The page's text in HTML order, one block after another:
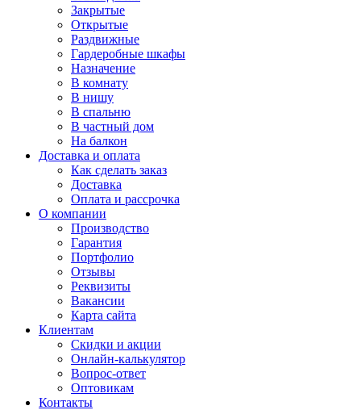
Закрытые
Открытые
Раздвижные
Гардеробные шкафы
Назначение
В комнату
В нишу
В спальню
В частный дом
На балкон
Доставка и оплата
Как сделать заказ
Доставка
Оплата и рассрочка
О компании
Производство
Гарантия
Портфолио
Отзывы
Реквизиты
Вакансии
Карта сайта
Клиентам
Скидки и акции
Онлайн-калькулятор
Вопрос-ответ
Оптовикам
Контакты